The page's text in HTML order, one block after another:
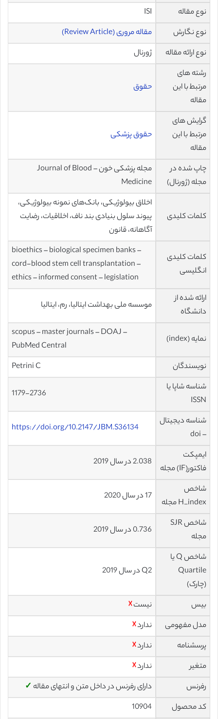
نوع مقاله
ISI
نوع نگارش
مقاله مروری (Review Article)
نوع ارائه مقاله
ژورنال
رشته های
مرتبط با این
مقاله
حقوق
گرایش های
مرتبط با این
مقاله
حقوق پزشکی
چاپ شده در
مجله (ژورنال)
مجله پزشکی خون – Journal of Blood
Medicine
کلمات کلیدی
اخلاق بیولوژیکی، بانک‌های نمونه بیولوژیکی،
پیوند سلول بنیادی بند ناف، اخلاقیات، رضایت
آگاهانه، قانون
کلمات کلیدی
انگلیسی
bioethics – biological specimen banks –
cord-blood stem cell transplantation –
ethics – informed consent – legislation
ارائه شده از
دانشگاه
موسسه ملی بهداشت ایتالیا، رم، ایتالیا
نمایه (index)
scopus – master journals – DOAJ –
PubMed Central
نویسندگان
Petrini C
شناسه شاپا یا
ISSN
1179-2736
شناسه دیجیتال
– doi
https://doi.org/10.2147/JBM.S36134
ایمپکت
فاکتور(IF) مجله
2.038 در سال 2019
شاخص
H_index مجله
17 در سال 2020
شاخص SJR
مجله
0.736 در سال 2019
شاخص Q یا
Quartile
(چارک)
Q2 در سال 2019
بیس نیست☓
مدل مفهومی
ندارد☓
پرسشنامه
ندارد☓
متغیر
ندارد☓
رفرنس
دارای رفرنس در داخل متن و انتهای مقاله ✓
کد محصول
10904